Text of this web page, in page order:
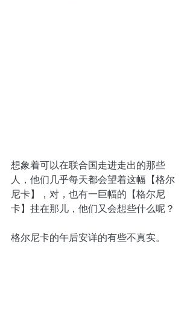
想象着可以在联合国走进走出的那些
人，他们几乎每天都会望着这幅【格尔
尼卡】，对，也有一巨幅的【格尔尼
卡】挂在那儿，他们又会想些什么呢？
格尔尼卡的午后安详的有些不真实。